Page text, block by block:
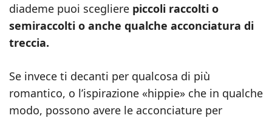
diademe puoi scegliere piccoli raccolti o
semiraccolti o anche qualche acconciatura di
treccia.
Se invece ti decanti per qualcosa di più
romantico, o l’ispirazione «hippie» che in qualche
modo, possono avere le acconciature per